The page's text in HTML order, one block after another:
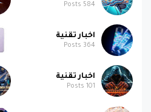
584
اخبار تقنية
364
اخبار تقنية
101